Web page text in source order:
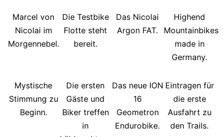
Marcel von
Nicolai im
Morgennebel.
Die Testbike
Flotte steht
bereit.
Das Nicolai
Argon FAT.
Highend
Mountainbikes
made in
Germany.
Mystische
Stimmung zu
Beginn.
Die ersten
Gäste und
Biker treffen
in
Das neue ION
16
Geometron
Endurobike.
Eintragen für
die erste
Ausfahrt zu
den Trails.